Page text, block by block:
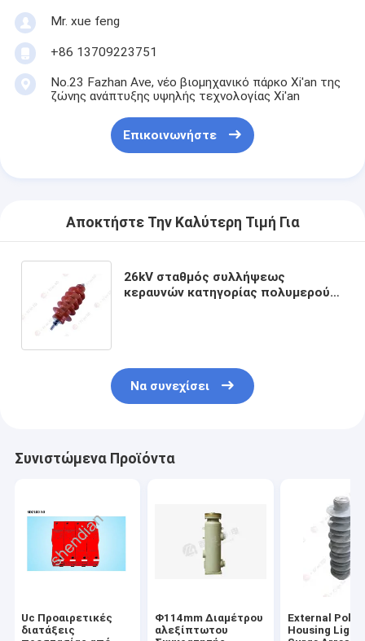
Mr. xue feng
+86 13709223751
No.23 Fazhan Ave, νέο βιομηχανικό πάρκο Xi'an της
ζώνης ανάπτυξης υψηλής τεχνολογίας Xi'an
Επικοινωνήστε
Αποκτήστε Την Καλύτερη Τιμή Για
26kV σταθμός συλλήψεως
κεραυνών κατηγορίας πολυμερούς
Να συνεχίσει
Συνιστώμενα Προϊόντα
Uc Προαιρετικές
διατάξεις
Φ114mm Διαμέτρου
αλεξίπτωτου
External
Housing